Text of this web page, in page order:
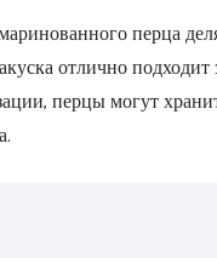
перца
отлично
перцы могут